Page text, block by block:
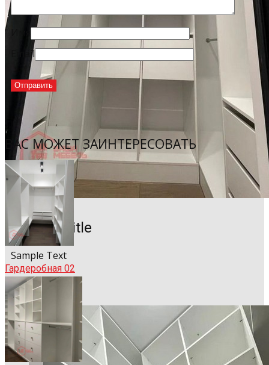
Sample Title
Sample Text
Email
ВАС МОЖЕТ ЗАИНТЕРЕСОВАТЬ
Гардеробная 02